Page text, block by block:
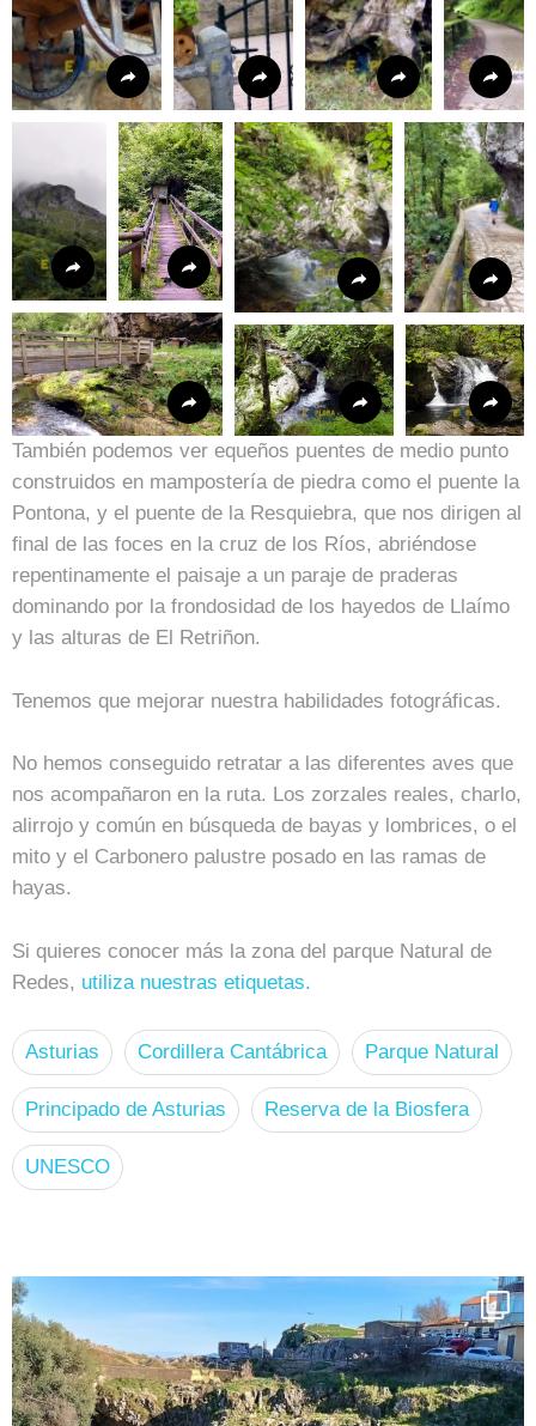
También podemos ver equeños puentes de medio punto
construidos en mampostería de piedra como el puente la
Pontona, y el puente de la Resquiebra, que nos dirigen al
final de las foces en la cruz de los Ríos, abriéndose
repentinamente el paisaje a un paraje de praderas
dominando por la frondosidad de los hayedos de Llaímo
y las alturas de El Retriñon.
Tenemos que mejorar nuestra habilidades fotográficas.
No hemos conseguido retratar a las diferentes aves que
nos acompañaron en la ruta. Los zorzales reales, charlo,
alirrojo y común en búsqueda de bayas y lombrices, o el
mito y el Carbonero palustre posado en las ramas de
hayas.
Si quieres conocer más la zona del parque Natural de
Redes, utiliza nuestras etiquetas.
Asturias Cordillera Cantábrica Parque Natural
Principado de Asturias Reserva de la Biosfera
UNESCO